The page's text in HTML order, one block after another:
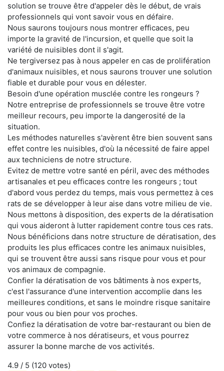
solution se trouve être d'appeler dès le début, de vrais
professionnels qui vont savoir vous en défaire.
Nous saurons toujours nous montrer efficaces, peu
importe la gravité de l'incursion, et quelle que soit la
variété de nuisibles dont il s'agit.
Ne tergiversez pas à nous appeler en cas de prolifération
d'animaux nuisibles, et nous saurons trouver une solution
fiable et durable pour vous en délester.
Besoin d'une opération musclée contre les rongeurs ?
Notre entreprise de professionnels se trouve être votre
meilleur recours, peu importe la dangerosité de la
situation.
Les méthodes naturelles s'avèrent être bien souvent sans
effet contre les nuisibles, d'où la nécessité de faire appel
aux techniciens de notre structure.
Evitez de mettre votre santé en péril, avec des méthodes
artisanales et peu efficaces contre les rongeurs ; tout
d'abord vous perdez du temps, mais vous permettez à ces
rats de se développer à leur aise dans votre milieu de vie.
Nous mettons à disposition, des experts de la dératisation
qui vous aideront à lutter rapidement contre tous ces rats.
Nous bénéficions dans notre structure de dératisation, des
produits les plus efficaces contre les animaux nuisibles,
qui se trouvent être aussi sans risque pour vous et pour
vos animaux de compagnie.
Confier la dératisation de vos bâtiments à nos experts,
c'est l'assurance d'une intervention accomplie dans les
meilleures conditions, et sans le moindre risque sanitaire
pour vous ou bien pour vos proches.
Confiez la dératisation de votre bar-restaurant ou bien de
votre commerce à nos dératiseurs, et vous pourrez
assurer la bonne marche de vos activités.
4.9 / 5 (120 votes)